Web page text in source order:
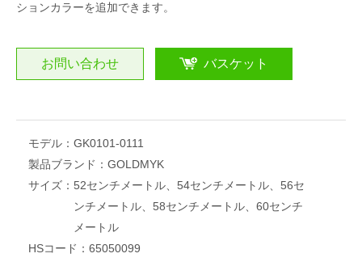
ションカラーを追加できます。
お問い合わせ バスケット
モデル： GK0101-0111
製品ブランド： GOLDMYK
サイズ： 52センチメートル、54センチメートル、56セ
ンチメートル、58センチメートル、60センチ
メートル
HSコード： 65050099